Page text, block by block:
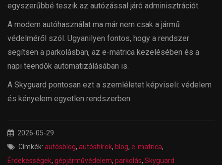
egyszerűbbé teszik az autózással járó adminisztrációt.
A modern autóhasználat ma már nem csak a jármű
védelméről szól. Ugyanilyen fontos, hogy a rendszer
segítsen a parkolásban, az e-matrica kezelésében és a
napi teendők automatizálásában is.
A Skyguard pontosan ezt a szemléletet képviseli: védelem
és kényelem egyetlen rendszerben.
2026-05-29
Címkék: autósblog, autóshírek, blog, e-matrica,
Érdekességek, gépjárművédelem, parkolás, Skyguard